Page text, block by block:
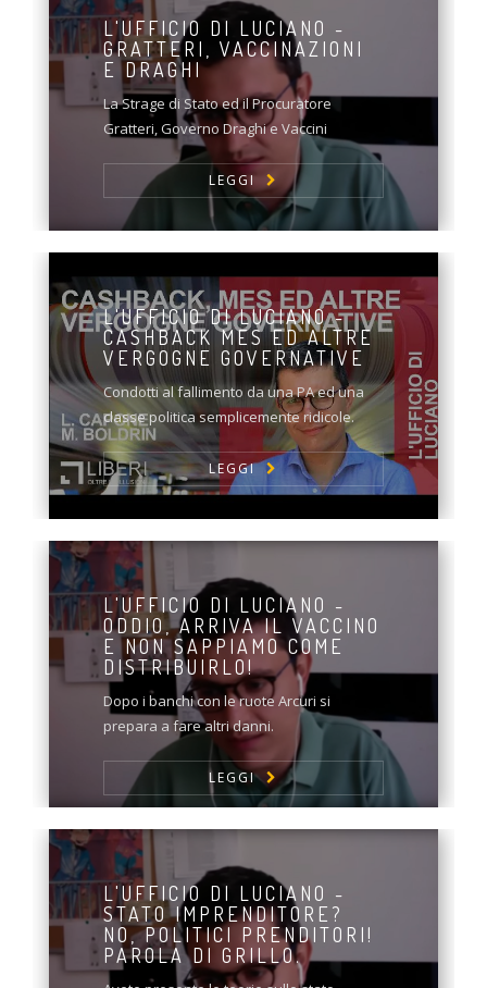
L'UFFICIO DI LUCIANO -
GRATTERI, VACCINAZIONI
E DRAGHI
La Strage di Stato ed il Procuratore
Gratteri, Governo Draghi e Vaccini
LEGGI
L'UFFICIO DI LUCIANO -
CASHBACK MES ED ALTRE
VERGOGNE GOVERNATIVE
Condotti al fallimento da una PA ed una
classe politica semplicemente ridicole.
LEGGI
L'UFFICIO DI LUCIANO -
ODDIO, ARRIVA IL VACCINO
E NON SAPPIAMO COME
DISTRIBUIRLO!
Dopo i banchi con le ruote Arcuri si
prepara a fare altri danni.
LEGGI
L'UFFICIO DI LUCIANO -
STATO IMPRENDITORE?
NO, POLITICI PRENDITORI!
PAROLA DI GRILLO.